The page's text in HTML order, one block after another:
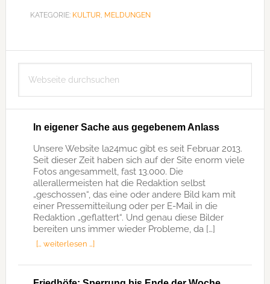
KATEGORIE: KULTUR, MELDUNGEN
Seitenspalte
durchsuchen
In eigener Sache aus gegebenem Anlass
Unsere Website la24muc gibt es seit Februar 2013.
Seit dieser Zeit haben sich auf der Site enorm viele
Fotos angesammelt, fast 13.000. Die
allerallermeisten hat die Redaktion selbst
„geschossen“, das eine oder andere Bild kam mit
einer Pressemitteilung oder per E-Mail in die
Redaktion „geflattert“. Und genau diese Bilder
bereiten uns immer wieder Probleme, da […]
[… weiterlesen …]